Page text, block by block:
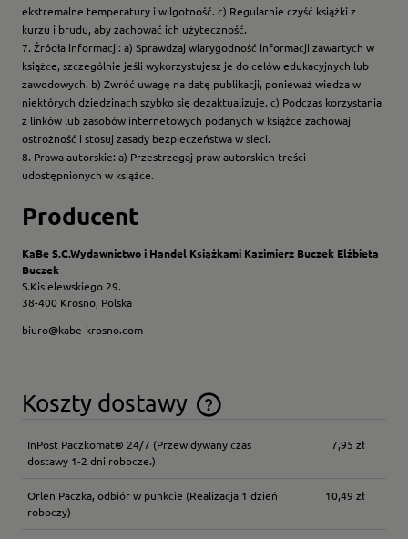
ekstremalne temperatury i wilgotność. c) Regularnie czyść książki z
kurzu i brudu, aby zachować ich użyteczność.
7. Źródła informacji: a) Sprawdzaj wiarygodność informacji zawartych w
książce, szczególnie jeśli wykorzystujesz je do celów edukacyjnych lub
zawodowych. b) Zwróć uwagę na datę publikacji, ponieważ wiedza w
niektórych dziedzinach szybko się dezaktualizuje. c) Podczas korzystania
z linków lub zasobów internetowych podanych w książce zachowaj
ostrożność i stosuj zasady bezpieczeństwa w sieci.
8. Prawa autorskie: a) Przestrzegaj praw autorskich treści
udostępnionych w książce.
Producent
KaBe S.C.Wydawnictwo i Handel Książkami Kazimierz Buczek Elżbieta
Buczek
S.Kisielewskiego 29.
38-400 Krosno, Polska
biuro@kabe-krosno.com
Koszty dostawy
Cena nie zawiera ewentualnych kosztów płatności
InPost Paczkomat® 24/7 (Przewidywany czas
dostawy 1-2 dni robocze.)
7,95 zł
Orlen Paczka, odbiór w punkcie (Realizacja 1 dzień
roboczy)
10,49 zł